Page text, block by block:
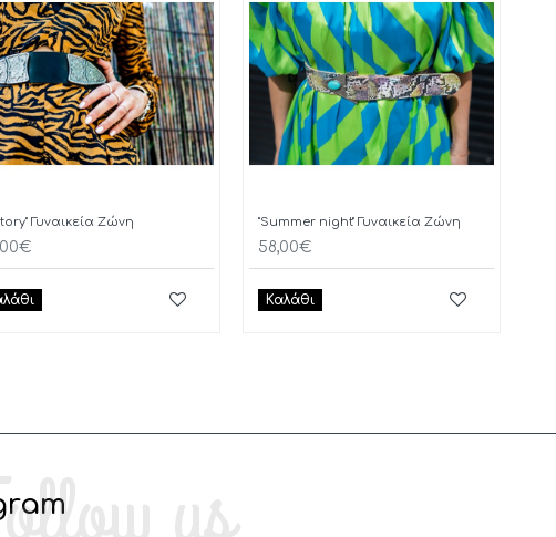
Γυναικεία Ζώνη "Summer night" Γυναικεία Ζώνη
58,00€
Καλάθι